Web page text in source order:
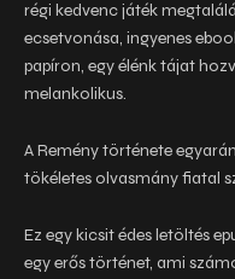
régi kedvenc játék
ecsetvonása, ingyenes
papíron, egy élénk tájat
melankolikus.
A Remény története
tökéletes olvasmány fiatal
Ez egy kicsit édes letöltés
egy erős történet, ami